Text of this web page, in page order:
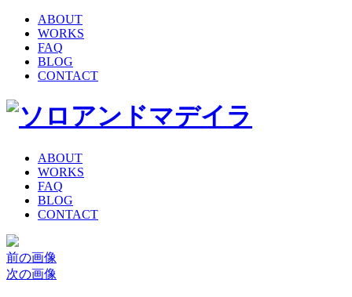
ABOUT
WORKS
FAQ
BLOG
CONTACT
ABOUT
WORKS
FAQ
BLOG
CONTACT
前の画像
次の画像